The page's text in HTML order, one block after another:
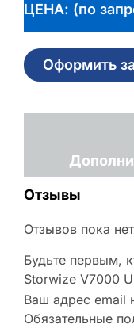
ЦЕНА: (по
Оформить
Отзывы
Отзывов пока
Будьте первым,
Storwize V7000
Ваш адрес email
Обязательные